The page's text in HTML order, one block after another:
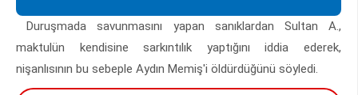
Duruşmada savunmasını yapan sanıklardan Sultan A.,
maktulün kendisine sarkıntılık yaptığını iddia ederek,
nişanlısının bu sebeple Aydın Memiş'i öldürdüğünü söyledi.